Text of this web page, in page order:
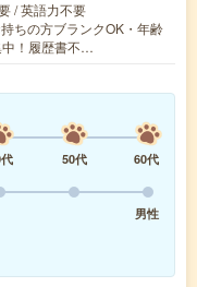
/ 英語力不要
ちの方ブランクOK・年齢
中！履歴書不…
50代
60代
男性